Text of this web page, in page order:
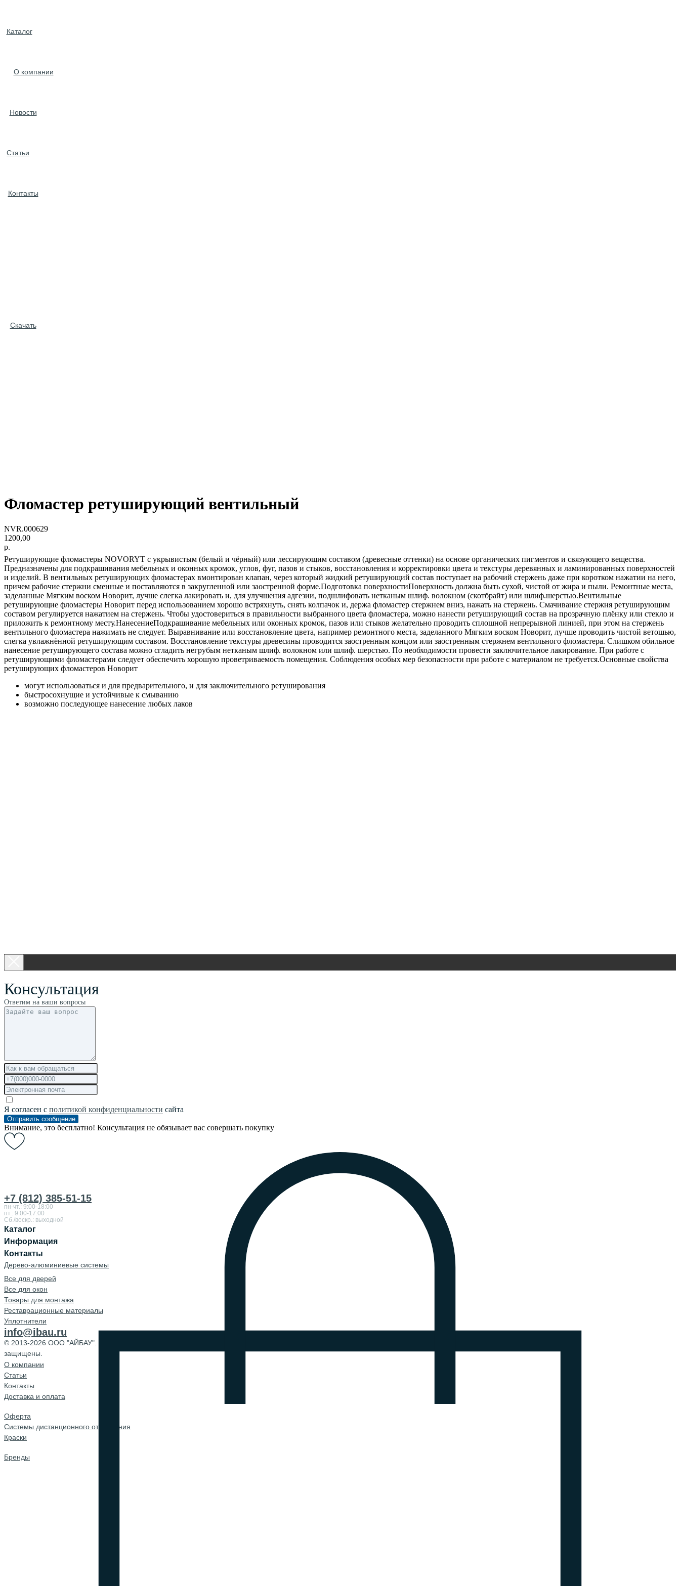
Каталог
О компании
Новости
Статьи
Контакты
Скачать
Фломастер ретуширующий вентильный
NVR.000629
1200,00
р.
Ретуширующие фломастеры NOVORYT с укрывистым (белый и чёрный) или лессирующим составом (древесные оттенки) на основе органических пигментов и связующего вещества.
Предназначены для подкрашивания мебельных и оконных кромок, углов, фуг, пазов и стыков, восстановления и корректировки цвета и текстуры деревянных и ламинированных поверхностей
и изделий. В вентильных ретуширующих фломастерах вмонтирован клапан, через который жидкий ретуширующий состав поступает на рабочий стержень даже при коротком нажатии на него,
причем рабочие стержни сменные и поставляются в закругленной или заостренной форме.Подготовка поверхностиПоверхность должна быть сухой, чистой от жира и пыли. Ремонтные места,
заделанные Мягким воском Новорит, лучше слегка лакировать и, для улучшения адгезии, подшлифовать нетканым шлиф. волокном (скотбрайт) или шлиф.шерстью.Вентильные
ретуширующие фломастеры Новорит перед использованием хорошо встряхнуть, снять колпачок и, держа фломастер стержнем вниз, нажать на стержень. Смачивание стержня ретуширующим
составом регулируется нажатием на стержень. Чтобы удостовериться в правильности выбранного цвета фломастера, можно нанести ретуширующий состав на прозрачную плёнку или стекло и
приложить к ремонтному месту.НанесениеПодкрашивание мебельных или оконных кромок, пазов или стыков желательно проводить сплошной непрерывной линией, при этом на стержень
вентильного фломастера нажимать не следует. Выравнивание или восстановление цвета, например ремонтного места, заделанного Мягким воском Новорит, лучше проводить чистой ветошью,
слегка увлажнённой ретуширующим составом. Восстановление текстуры древесины проводится заостренным концом или заостренным стержнем вентильного фломастера. Слишком обильное
нанесение ретуширующего состава можно сгладить негрубым нетканым шлиф. волокном или шлиф. шерстью. По необходимости провести заключительное лакирование. При работе с
ретуширующими фломастерами следует обеспечить хорошую проветриваемость помещения. Соблюдения особых мер безопасности при работе с материалом не требуется.Основные свойства
ретуширующих фломастеров Новорит
могут использоваться и для предварительного, и для заключительного ретуширования
быстросохнущие и устойчивые к смыванию
возможно последующее нанесение любых лаков
+7 (812) 385-51-15
пн-чт.: 9:00-18:00
пт.: 9.00-17.00
Сб./воскр.: выходной
Каталог
Информация
Контакты
Дерево-алюминиевые системы
Все для дверей
Все для окон
Товары для монтажа
Реставрационные материалы
Уплотнители
info@ibau.ru
© 2013-2026 ООО "АЙБАУ". Все права
защищены.
О компании
Cтатьи
Контакты
Доставка и оплата
Оферта
Системы дистанционного открывания
Краски
Бренды
Консультация
Ответим на ваши вопросы
Я согласен с политикой конфиденциальности сайта
Отправить сообщение
Внимание, это бесплатно! Консультация не обязывает вас совершать покупку